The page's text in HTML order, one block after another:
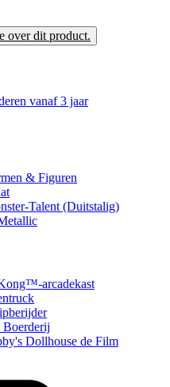
over dit product.
vanaf 3 jaar
& Figuren
Talent (Duitstalig)
arcadekast
Dollhouse de Film